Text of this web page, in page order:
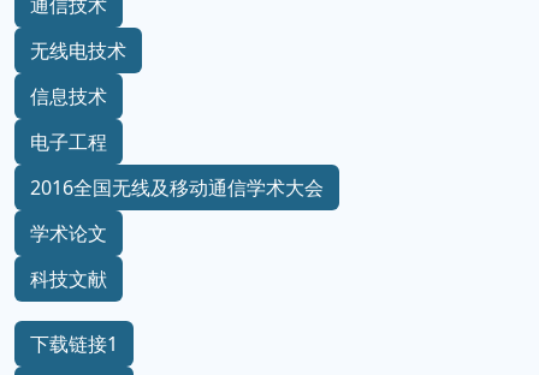
无线电技术
信息技术
电子工程
2016全国无线及移动通信学术大会
学术论文
科技文献
下载链接1